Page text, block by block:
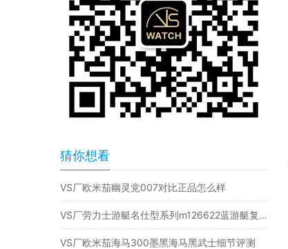
猜你想看
VS厂欧米茄幽灵党007对比正品怎么样
VS厂劳力士游艇名仕型系列m126622蓝游艇复刻表是否值得入手-VS手表怎么样
VS厂欧米茄海马300墨黑海马黑武士细节评测